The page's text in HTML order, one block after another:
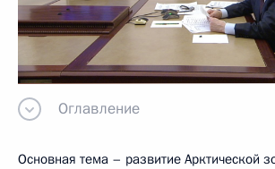
Оглавление
Основная тема – развитие Арктической